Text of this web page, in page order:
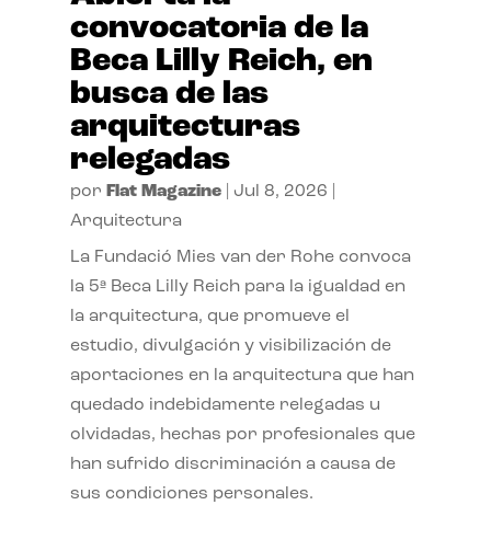
convocatoria de la
Beca Lilly Reich, en
busca de las
arquitecturas
relegadas
por Flat Magazine| Jul 8, 2026
Arquitectura
La Fundació Mies van der Rohe convoca
la 5ª Beca Lilly Reich para la igualdad en
la arquitectura, que promueve el
estudio, divulgación y visibilización de
aportaciones en la arquitectura que han
quedado indebidamente relegadas u
olvidadas, hechas por profesionales que
han sufrido discriminación a causa de
sus condiciones personales.